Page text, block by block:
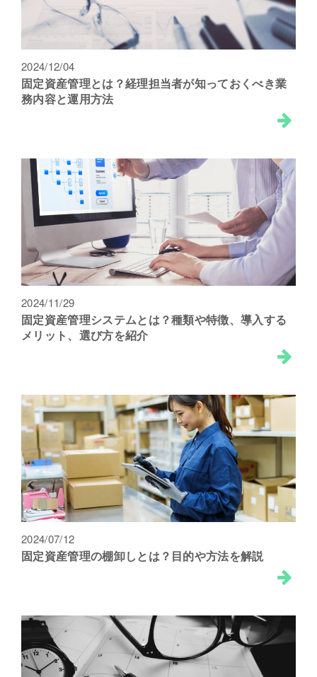
2024/12/04
固定資産管理とは？経理担当者が知っておくべき業
務内容と運用方法
2024/11/29
固定資産管理システムとは？種類や特徴、導入する
メリット、選び方を紹介
2024/07/12
固定資産管理の棚卸しとは？目的や方法を解説